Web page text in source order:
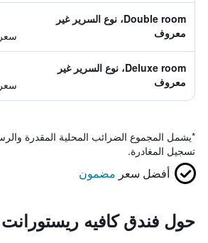
Double room، نوع السرير غير
معروف
Deluxe room، نوع السرير غير
معروف
*يشمل المجموع الضرائب المحلية المقدرة
تسجيل المغادرة.
أفضل سعر مضمون
حول فندق كافيه ريستورانت